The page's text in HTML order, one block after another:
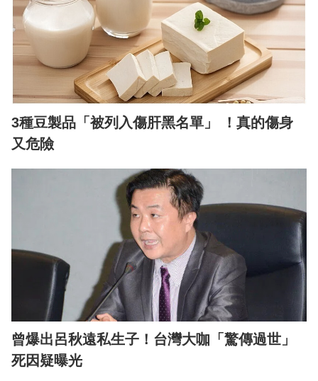
3種豆製品「被列入傷肝黑名單」 ！真的傷身
又危險
曾爆出呂秋遠私生子！台灣大咖「驚傳過世」
死因疑曝光